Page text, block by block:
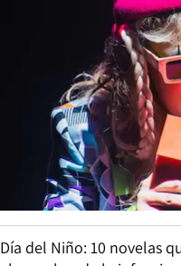
Día del Niño: 10 novelas